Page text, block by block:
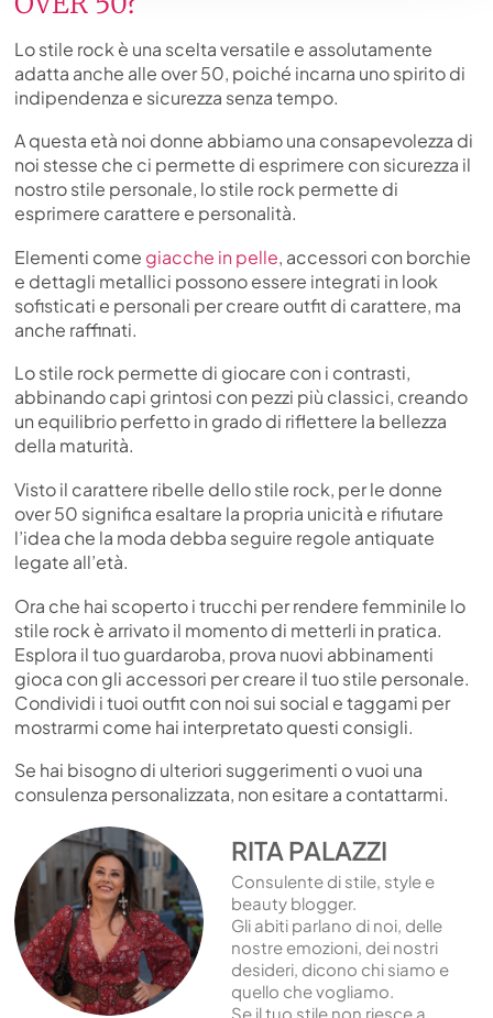
Lo stile rock è una scelta versatile e assolutamente
adatta anche alle over 50, poiché incarna uno spirito di
indipendenza e sicurezza senza tempo.
A questa età noi donne abbiamo una consapevolezza di
noi stesse che ci permette di esprimere con sicurezza il
nostro stile personale, lo stile rock permette di
esprimere carattere e personalità.
Elementi come giacche in pelle, accessori con borchie
e dettagli metallici possono essere integrati in look
sofisticati e personali per creare outfit di carattere, ma
anche raffinati.
Lo stile rock permette di giocare con i contrasti,
abbinando capi grintosi con pezzi più classici, creando
un equilibrio perfetto in grado di riflettere la bellezza
della maturità.
Visto il carattere ribelle dello stile rock, per le donne
over 50 significa esaltare la propria unicità e rifiutare
l’idea che la moda debba seguire regole antiquate
legate all’età.
Ora che hai scoperto i trucchi per rendere femminile lo
stile rock è arrivato il momento di metterli in pratica.
Esplora il tuo guardaroba, prova nuovi abbinamenti
gioca con gli accessori per creare il tuo stile personale.
Condividi i tuoi outfit con noi sui social e taggami per
mostrarmi come hai interpretato questi consigli.
Se hai bisogno di ulteriori suggerimenti o vuoi una
consulenza personalizzata, non esitare a contattarmi.
RITA PALAZZI
Consulente di stile, style e
beauty blogger.
Gli abiti parlano di noi, delle
nostre emozioni, dei nostri
desideri, dicono chi siamo e
quello che vogliamo.
Se il tuo stile non riesce a